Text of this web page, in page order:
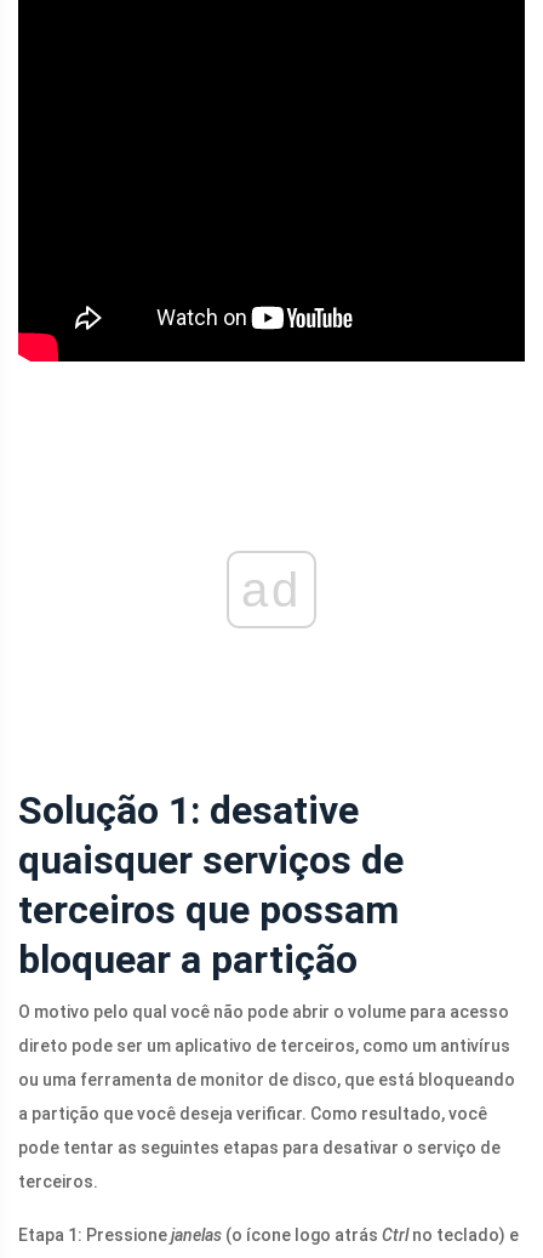
ad
Solução 1: desative
quaisquer serviços de
terceiros que possam
bloquear a partição
O motivo pelo qual você não pode abrir o volume para acesso
direto pode ser um aplicativo de terceiros, como um antivírus
ou uma ferramenta de monitor de disco, que está bloqueando
a partição que você deseja verificar. Como resultado, você
pode tentar as seguintes etapas para desativar o serviço de
terceiros.
Etapa 1: Pressionejanelas (o ícone logo atrás Ctrlno teclado) e